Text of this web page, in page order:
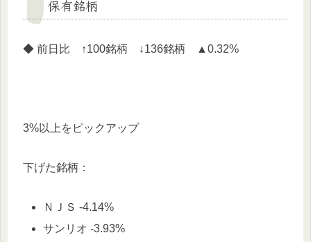
保有銘柄
◆ 前日比 ↑100銘柄 ↓136銘柄 ▲0.32%
3%以上をピックアップ
下げた銘柄：
ＮＪＳ -4.14%
サンリオ -3.93%